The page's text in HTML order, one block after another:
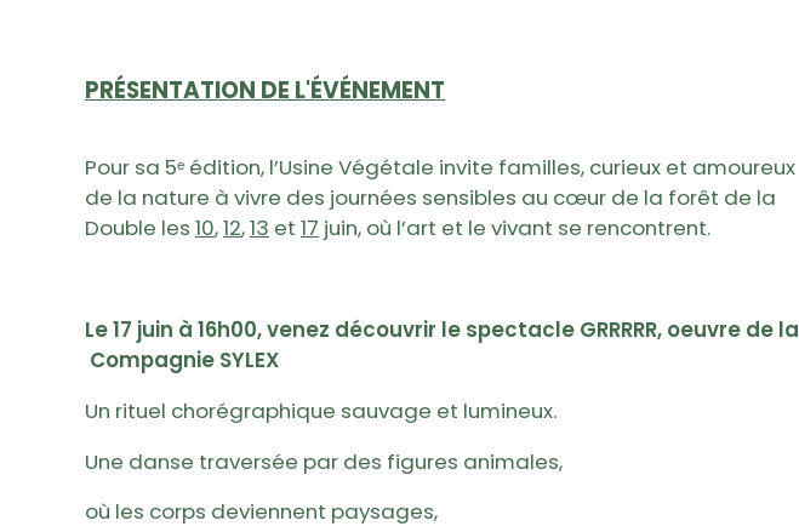
PRÉSENTATION DE L'ÉVÉNEMENT
Pour sa 5ᵉ édition, l’Usine Végétale invite familles, curieux et amoureux
de la nature à vivre des journées sensibles au cœur de la forêt de la
Double les 10,12,13 et 17 juin, où l’art et le vivant se rencontrent.
Le 17 juin à 16h00, venez découvrir le spectacle GRRRRR, oeuvre de la
Compagnie SYLEX
Un rituel chorégraphique sauvage et lumineux.
Une danse traversée par des figures animales,
où les corps deviennent paysages,